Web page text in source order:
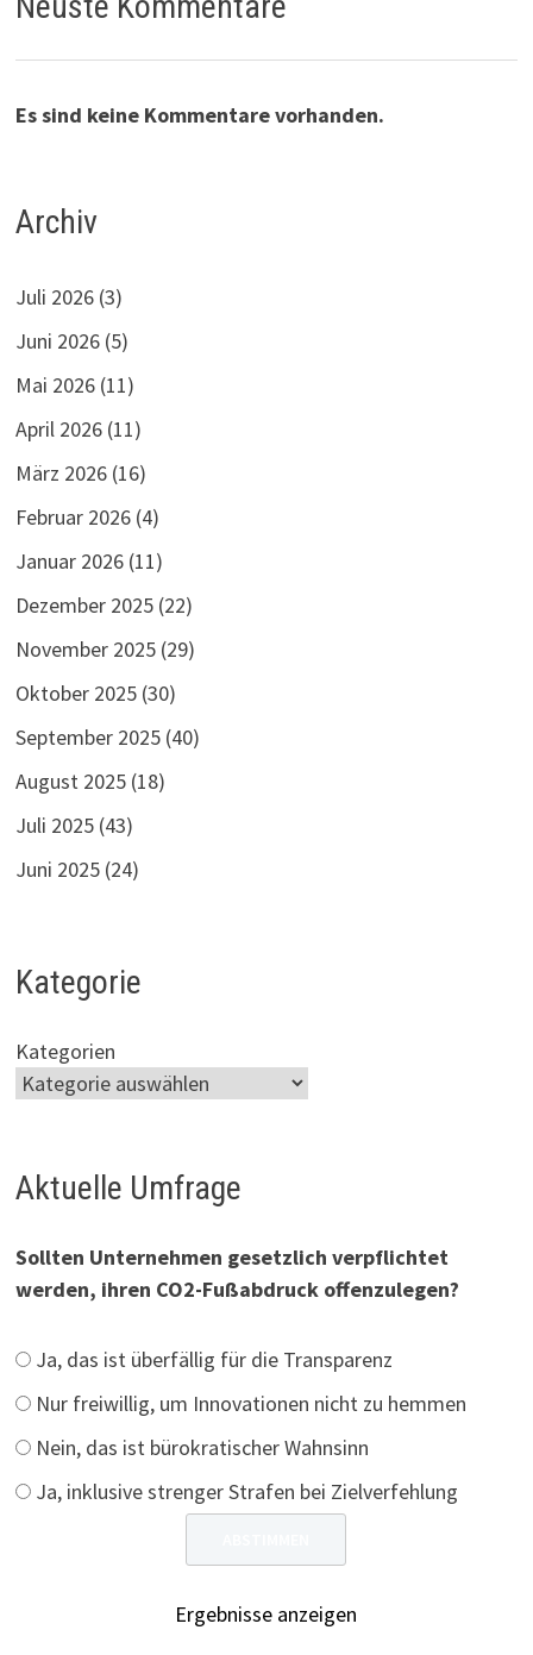
Es sind keine Kommentare vorhanden.
Archiv
Juli 2026 (3)
Juni 2026 (5)
Mai 2026 (11)
April 2026 (11)
März 2026 (16)
Februar 2026 (4)
Januar 2026 (11)
Dezember 2025 (22)
November 2025 (29)
Oktober 2025 (30)
September 2025 (40)
August 2025 (18)
Juli 2025 (43)
Juni 2025 (24)
Kategorie
Kategorien
Aktuelle Umfrage
Sollten Unternehmen gesetzlich verpflichtet
werden, ihren CO2-Fußabdruck offenzulegen?
Ja, das ist überfällig für die Transparenz
Nur freiwillig, um Innovationen nicht zu hemmen
Nein, das ist bürokratischer Wahnsinn
Ja, inklusive strenger Strafen bei Zielverfehlung
Ergebnisse anzeigen